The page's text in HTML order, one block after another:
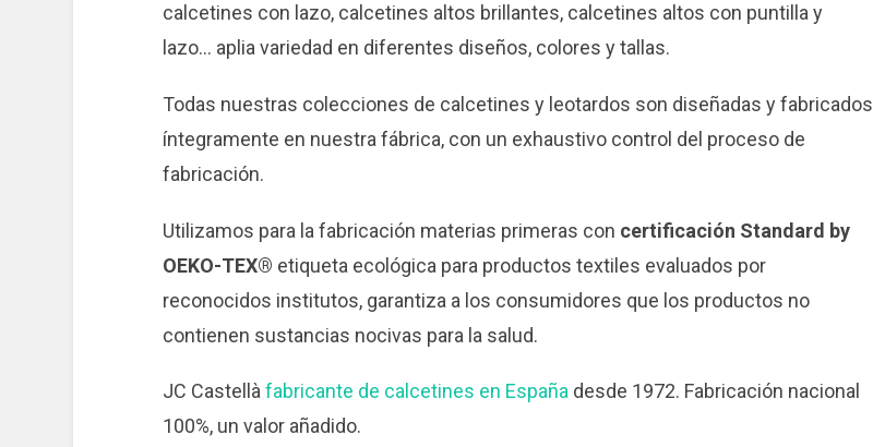
calcetines con lazo, calcetines altos brillantes, calcetines altos con puntilla y
lazo… aplia variedad en diferentes diseños, colores y tallas.
Todas nuestras colecciones de calcetines y leotardos son diseñadas y fabricados
íntegramente en nuestra fábrica, con un exhaustivo control del proceso de
fabricación.
Utilizamos para la fabricación materias primeras con certificación Standard by
OEKO-TEX® etiqueta ecológica para productos textiles evaluados por
reconocidos institutos, garantiza a los consumidores que los productos no
contienen sustancias nocivas para la salud.
JC Castellàfabricante de calcetines en Españadesde 1972. Fabricación nacional
100%, un valor añadido.